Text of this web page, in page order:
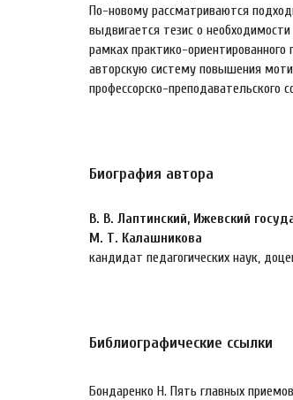
По-новому рассматриваются
выдвигается тезис о
рамках практико-
авторскую систему повышения
профессорско-преподавательского
Биография автора
В. В. Лаптинский, Ижевский
М. Т. Калашникова
кандидат педагогических наук,
Библиографические ссылки
Бондаренко Н. Пять главных